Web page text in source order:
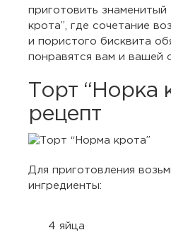
приготовить знаменитый
крота”, где сочетание
и пористого бисквита
понравятся вам и вашей
Торт “Норка
рецепт
Для приготовления
ингредиенты:
4 яйца